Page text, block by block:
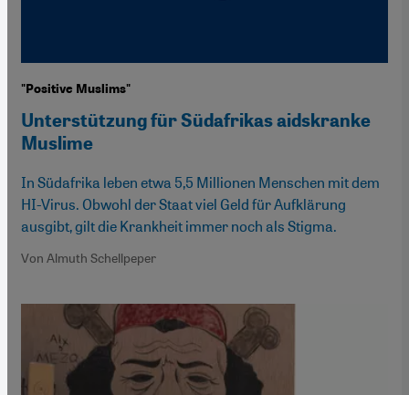
"Positive Muslims"
Unterstützung für Südafrikas aidskranke
Muslime
In Südafrika leben etwa 5,5 Millionen Menschen mit dem
HI-Virus. Obwohl der Staat viel Geld für Aufklärung
ausgibt, gilt die Krankheit immer noch als Stigma.
Von Almuth Schellpeper